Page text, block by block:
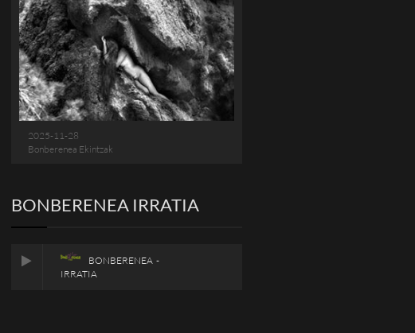
2025-11-28
Bonberenea Ekintzak
BONBERENEA IRRATIA
BONBERENEA -
IRRATIA